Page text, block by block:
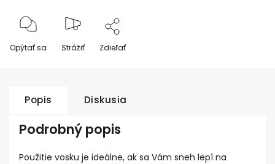
Opýtať sa Strážiť Zdieľať
Popis Diskusia
Podrobný popis
Použitie vosku je ideálne, ak sa Vám sneh lepí na